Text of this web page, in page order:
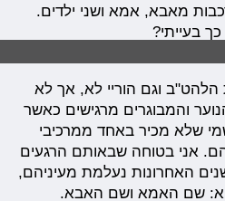
מאבא, אמא ושני ילדים.
בעייתי?
וגם הוריי לא, אך לא
והמבוגרים מרגישים כאשר
שלא מכיר באחד ממרכיבי
אני בטוחה שבאותם הרגעים
האחרונות נעלמת מעיניהם,
שם האמא ושם האבא.